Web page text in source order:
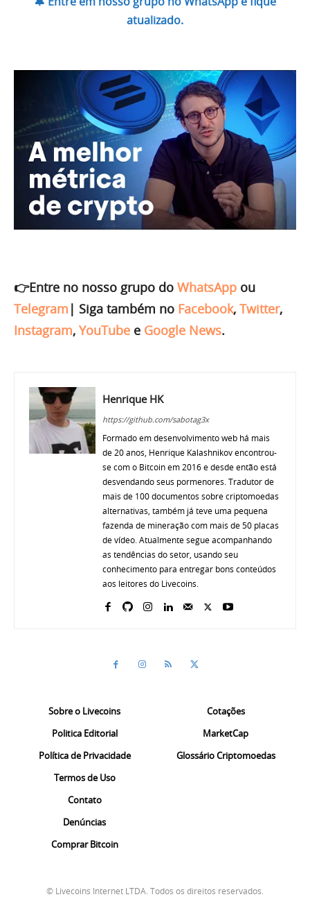
atualizado.
👉Entre no nosso grupo do WhatsApp ou
Telegram | Siga também no Facebook, Twitter,
Instagram, YouTube e Google News.
Henrique HK
https://github.com/sabotag3x
Formado em desenvolvimento web há mais
de 20 anos, Henrique Kalashnikov encontrou-
se com o Bitcoin em 2016 e desde então está
desvendando seus pormenores. Tradutor de
mais de 100 documentos sobre criptomoedas
alternativas, também já teve uma pequena
fazenda de mineração com mais de 50 placas
de vídeo. Atualmente segue acompanhando
as tendências do setor, usando seu
conhecimento para entregar bons conteúdos
aos leitores do Livecoins.
Sobre o Livecoins
Politica Editorial
Política de Privacidade
Termos de Uso
Contato
Denúncias
Comprar Bitcoin
Cotações
MarketCap
Glossário Criptomoedas
© Livecoins Internet LTDA. Todos os direitos reservados.